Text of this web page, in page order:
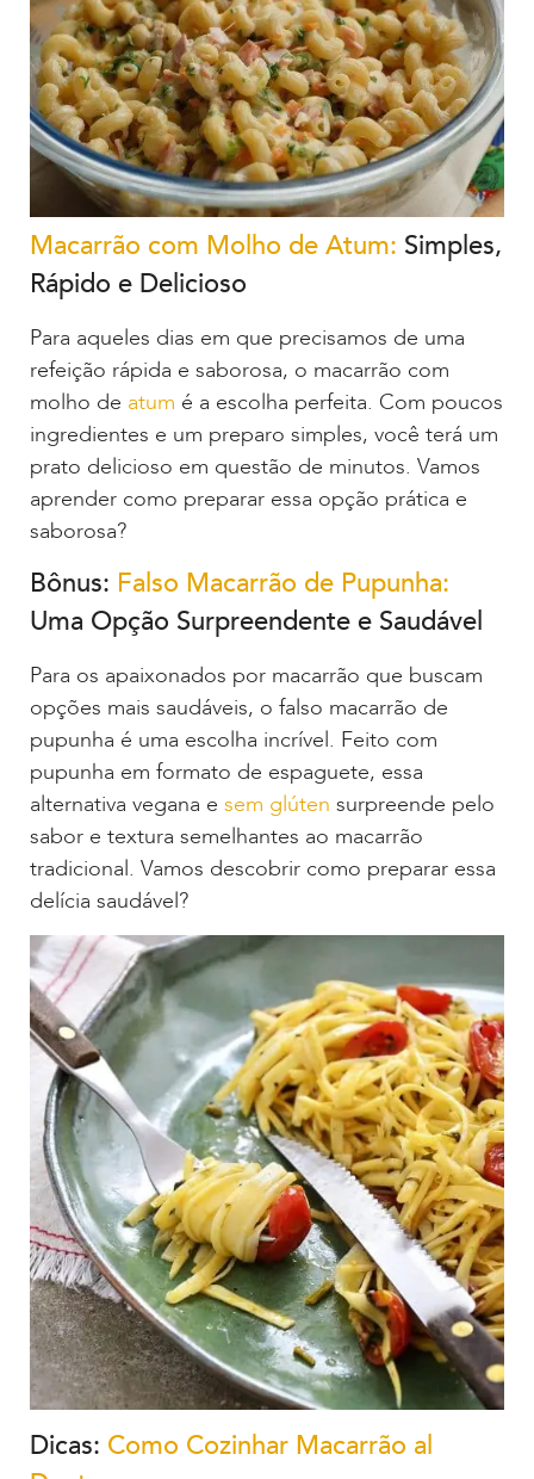
Macarrão com Molho de Atum: Simples,
Rápido e Delicioso
Para aqueles dias em que precisamos de uma
refeição rápida e saborosa, o macarrão com
molho de atum é a escolha perfeita. Com poucos
ingredientes e um preparo simples, você terá um
prato delicioso em questão de minutos. Vamos
aprender como preparar essa opção prática e
saborosa?
Bônus: Falso Macarrão de Pupunha:
Uma Opção Surpreendente e Saudável
Para os apaixonados por macarrão que buscam
opções mais saudáveis, o falso macarrão de
pupunha é uma escolha incrível. Feito com
pupunha em formato de espaguete, essa
alternativa vegana e sem glúten surpreende pelo
sabor e textura semelhantes ao macarrão
tradicional. Vamos descobrir como preparar essa
delícia saudável?
Dicas: Como Cozinhar Macarrão al